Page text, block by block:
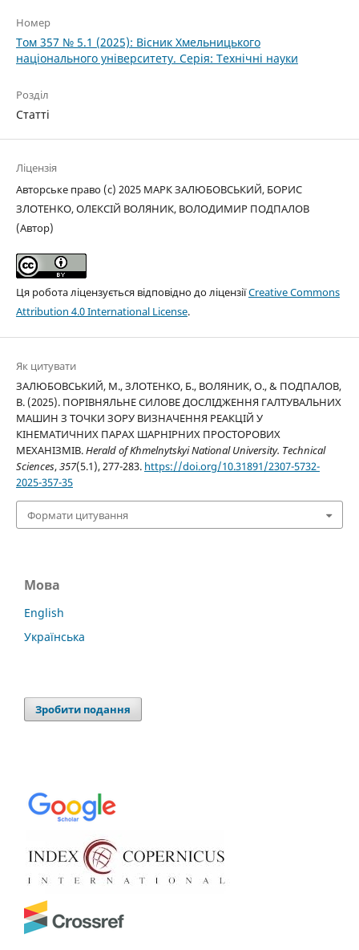
Номер
Том 357 № 5.1 (2025): Вісник Хмельницького
національного університету. Серія: Технічні науки
Розділ
Статті
Ліцензія
Авторське право (c) 2025 МАРК ЗАЛЮБОВСЬКИЙ, БОРИС
ЗЛОТЕНКО, ОЛЕКСІЙ ВОЛЯНИК, ВОЛОДИМИР ПОДПАЛОВ
(Автор)
Ця робота ліцензується відповідно до ліцензіїCreative Commons
Attribution 4.0 International License.
Як цитувати
ЗАЛЮБОВСЬКИЙ, М., ЗЛОТЕНКО, Б., ВОЛЯНИК, О., & ПОДПАЛОВ,
В. (2025). ПОРІВНЯЛЬНЕ СИЛОВЕ ДОСЛІДЖЕННЯ ГАЛТУВАЛЬНИХ
МАШИН З ТОЧКИ ЗОРУ ВИЗНАЧЕННЯ РЕАКЦІЙ У
КІНЕМАТИЧНИХ ПАРАХ ШАРНІРНИХ ПРОСТОРОВИХ
МЕХАНІЗМІВ.Herald of Khmelnytskyi National University. Technical
Sciences,357(5.1), 277-283. https://doi.org/10.31891/2307-5732-
2025-357-35
Формати цитування
Мова
English
Українська
Зробити подання